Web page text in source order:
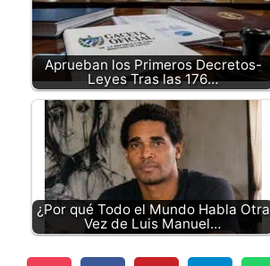
Aprueban los Primeros Decretos-
Leyes Tras las 176…
¿Por qué Todo el Mundo Habla Otra
Vez de Luis Manuel…